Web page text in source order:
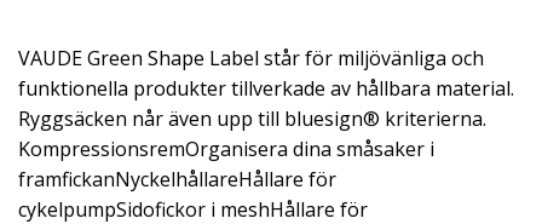
VAUDE Green Shape Label står för miljövänliga och
funktionella produkter tillverkade av hållbara material.
Ryggsäcken når även upp till bluesign® kriterierna.
KompressionsremOrganisera dina småsaker i
framfickanNyckelhållareHållare för
cykelpumpSidofickor i meshHållare för